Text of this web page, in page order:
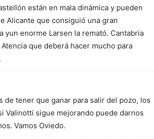
están en mala dinámica y pueden
Alicante que consiguió una gran
enorme Larsen la remató. Cantabria
que deberá hacer mucho para
de tener que ganar para salir del pozo, los
Valinotti sigue mejorando puede darnos
Vamos Oviedo.